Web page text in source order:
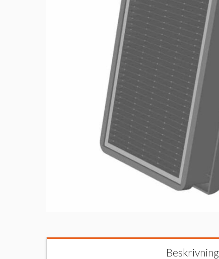
Beskrivning